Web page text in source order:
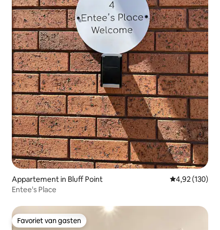
Appartement in Bluff Point Gemiddelde
4,92 (130)
Entee's Place
Favoriet van gasten
Favoriet van gasten